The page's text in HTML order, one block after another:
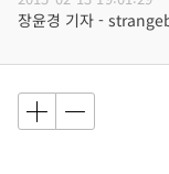
장윤경 기자 -